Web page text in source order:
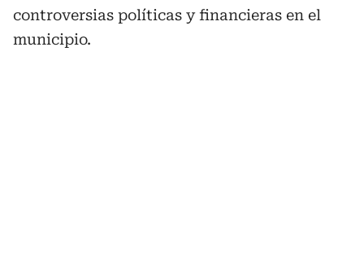
controversias políticas y financieras en el
municipio.